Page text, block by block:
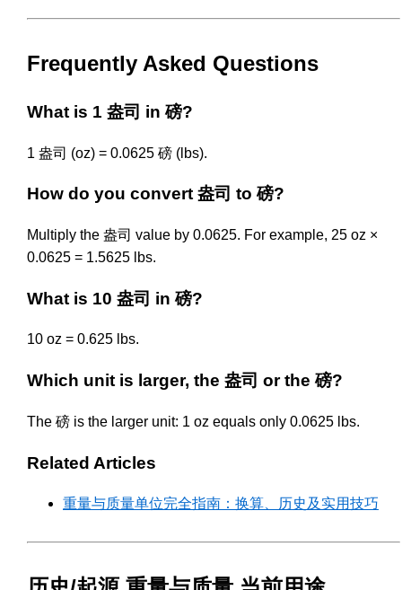
Frequently Asked Questions
What is 1 盎司 in 磅?
1 盎司 (oz) = 0.0625 磅 (lbs).
How do you convert 盎司 to 磅?
Multiply the 盎司 value by 0.0625. For example, 25 oz ×
0.0625 = 1.5625 lbs.
What is 10 盎司 in 磅?
10 oz = 0.625 lbs.
Which unit is larger, the 盎司 or the 磅?
The 磅 is the larger unit: 1 oz equals only 0.0625 lbs.
Related Articles
重量与质量单位完全指南：换算、历史及实用技巧